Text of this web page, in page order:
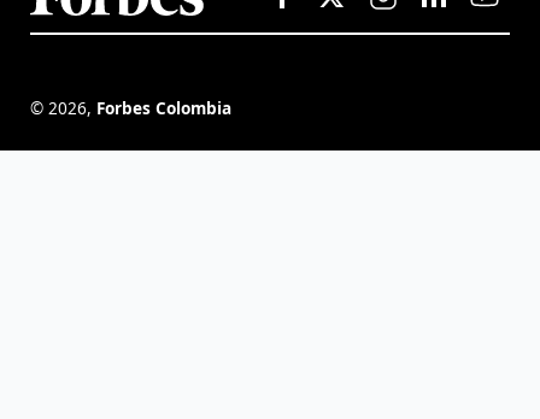
© 2026, Forbes Colombia